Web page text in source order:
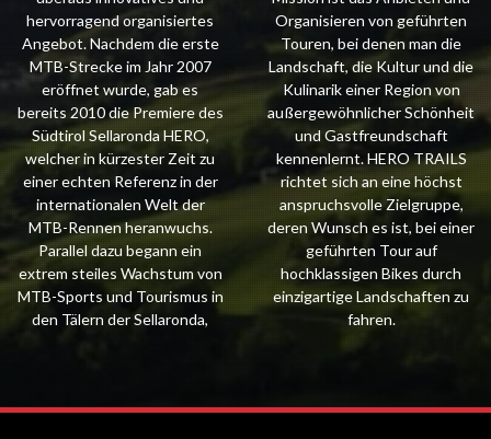
hervorragend organisiertes
Angebot. Nachdem die erste
MTB-Strecke im Jahr 2007
eröffnet wurde, gab es
bereits 2010 die Premiere des
Südtirol Sellaronda HERO,
welcher in kürzester Zeit zu
einer echten Referenz in der
internationalen Welt der
MTB-Rennen heranwuchs.
Parallel dazu begann ein
extrem steiles Wachstum von
MTB-Sports und Tourismus in
den Tälern der Sellaronda,
Organisieren von geführten
Touren, bei denen man die
Landschaft, die Kultur und die
Kulinarik einer Region von
außergewöhnlicher Schönheit
und Gastfreundschaft
kennenlernt. HERO TRAILS
richtet sich an eine höchst
anspruchsvolle Zielgruppe,
deren Wunsch es ist, bei einer
geführten Tour auf
hochklassigen Bikes durch
einzigartige Landschaften zu
fahren.